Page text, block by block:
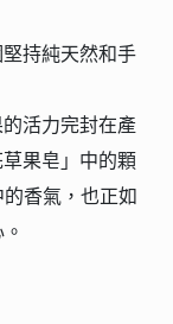
持純天然和手
活力完封在產
果皂」中的顆
香氣，也正如